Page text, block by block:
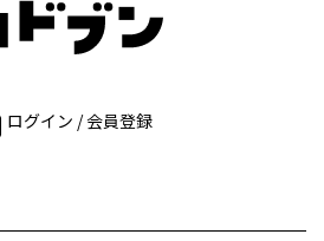
ログイン / 会員登録